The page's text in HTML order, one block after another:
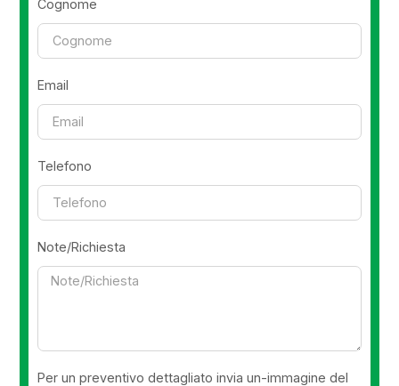
Cognome
Email
Telefono
Note/Richiesta
Per un preventivo dettagliato invia un-immagine del